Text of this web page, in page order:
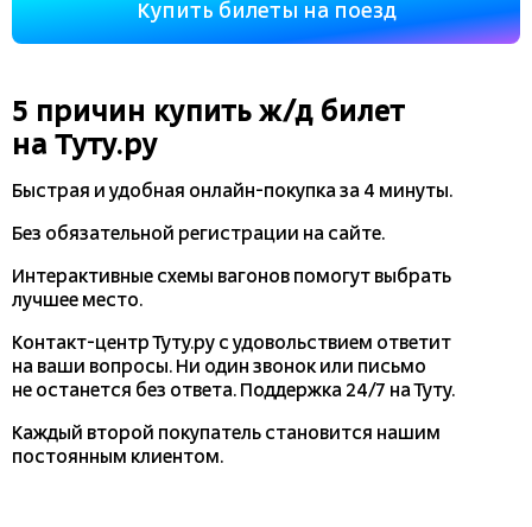
Купить билеты на поезд
5 причин купить ж/д билет
на Туту.ру
Быстрая и удобная онлайн-покупказа 4 минуты.
Без обязательной регистрации на сайте.
Интерактивные схемы вагонов помогут выбрать
лучшее место.
Контакт-центр Туту.ру с удовольствием ответит
на ваши вопросы. Ни один звонок или письмо
не останется без ответа. Поддержка 24/7 на Туту.
Каждый второй покупатель становится нашим
постоянным клиентом.